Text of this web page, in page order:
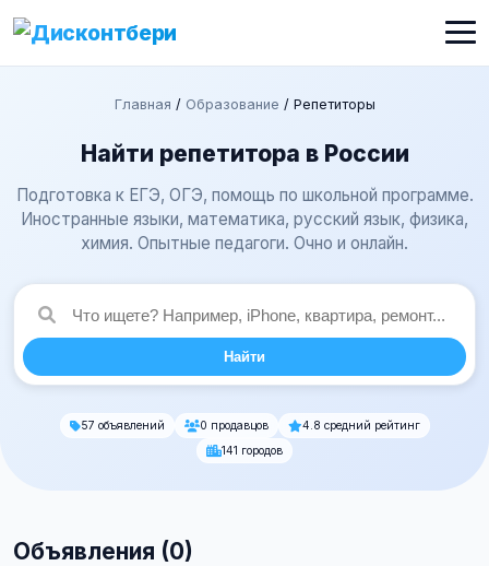
Главная / Образование / Репетиторы
Найти репетитора в России
Подготовка к ЕГЭ, ОГЭ, помощь по школьной программе.
Иностранные языки, математика, русский язык, физика,
химия. Опытные педагоги. Очно и онлайн.
Найти
57 объявлений 0 продавцов
4.8 средний рейтинг
141 городов
Объявления (0)